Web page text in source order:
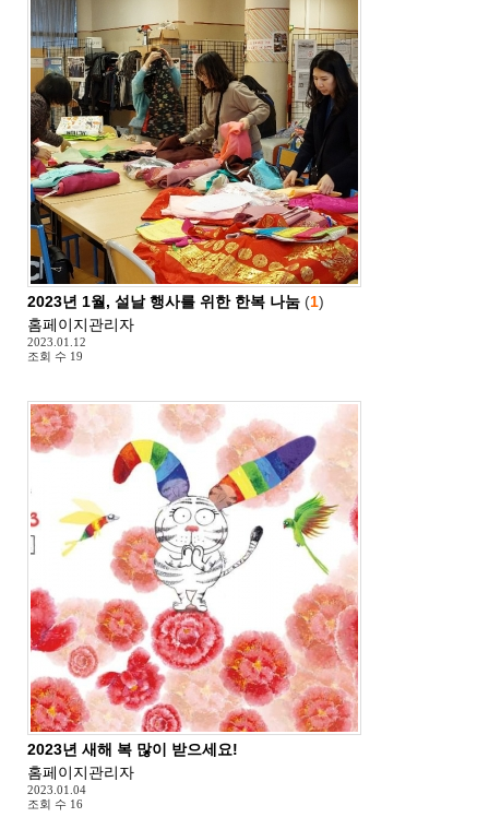
2023년 1월, 설날 행사를 위한 한복 나눔 (1)
홈페이지관리자
2023.01.12
조회 수 19
2023년 새해 복 많이 받으세요!
홈페이지관리자
2023.01.04
조회 수 16